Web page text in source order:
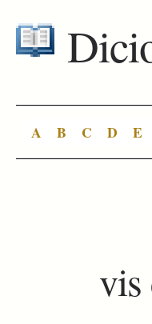
A B C D E
vis